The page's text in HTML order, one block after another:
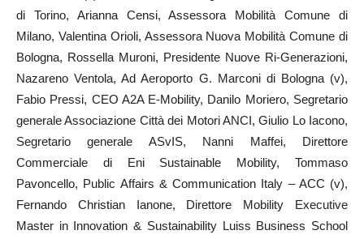
di Torino, Arianna Censi, Assessora Mobilità Comune di
Milano, Valentina Orioli, Assessora Nuova Mobilità Comune di
Bologna, Rossella Muroni, Presidente Nuove Ri-Generazioni,
Nazareno Ventola, Ad Aeroporto G. Marconi di Bologna (v),
Fabio Pressi, CEO A2A E-Mobility, Danilo Moriero, Segretario
generale Associazione Città dei Motori ANCI, Giulio Lo Iacono,
Segretario generale ASvIS, Nanni Maffei, Direttore
Commerciale di Eni Sustainable Mobility, Tommaso
Pavoncello, Public Affairs & Communication Italy – ACC (v),
Fernando Christian Ianone, Direttore Mobility Executive
Master in Innovation & Sustainability Luiss Business School